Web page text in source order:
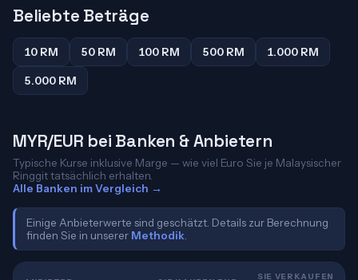
Beliebte Beträge
10 RM 50 RM 100 RM 500 RM
1.000 RM
5.000 RM
MYR/EUR bei Banken & Anbietern
Typische Kurse inklusive Marge — wie viel Euro Sie je Malaysischer
Ringgit tatsächlich erhalten.
Alle Banken im Vergleich →
Einige Anbieterwerte sind geschätzt. Details zur Berechnung
finden Sie in unserer Methodik
SIE VERKAUFEN